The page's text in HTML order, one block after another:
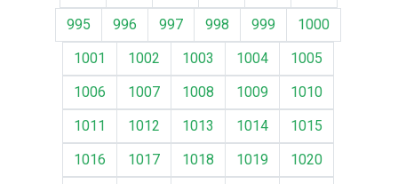
995
996 997 998 999
1000
1001
1002 1003 1004
1005
1006
1007 1008 1009
1010
1011
1012 1013 1014
1015
1016
1017 1018 1019
1020